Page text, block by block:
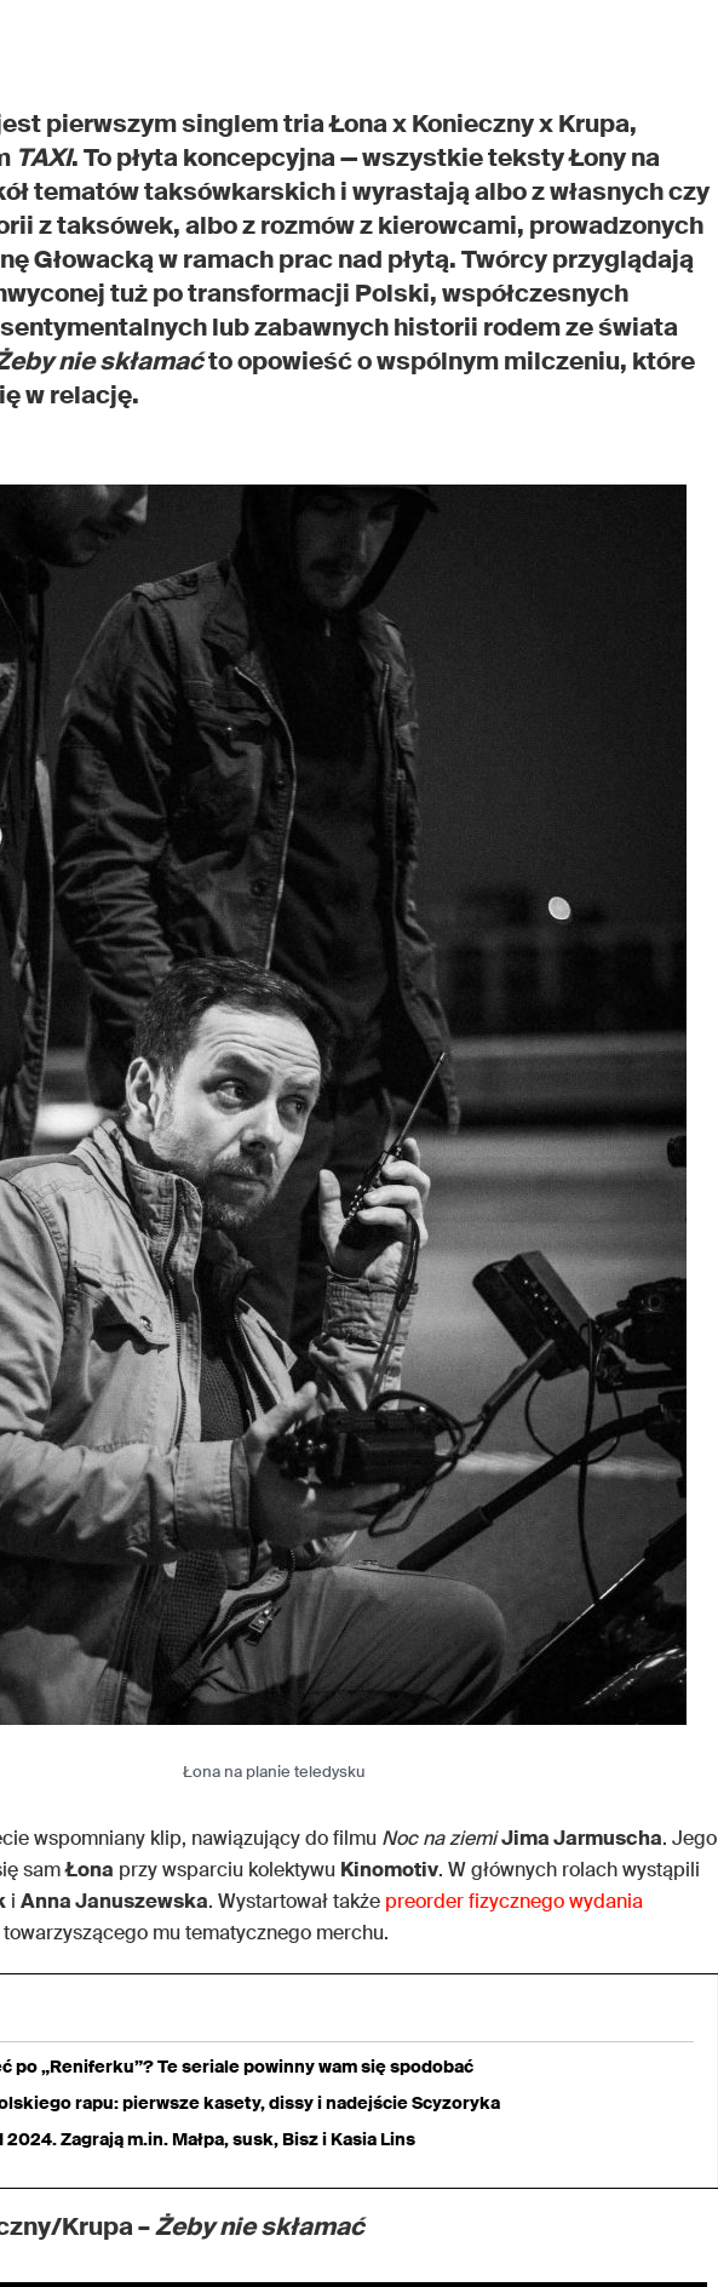
pierwszym singlem tria Łona x Konieczny x Krupa,
TAXI. To płyta koncepcyjna — wszystkie teksty Łony na
tematów taksówkarskich i wyrastają albo z własnych czy
z taksówek, albo z rozmów z kierowcami, prowadzonych
Głowacką w ramach prac nad płytą. Twórcy przyglądają
tuż po transformacji Polski, współczesnych
lub zabawnych historii rodem ze świata
nie skłamaćto opowieść o wspólnym milczeniu, które
w relację.
Łona na planie teledysku
wspomniany klip, nawiązujący do filmu Noc na ziemiJima Jarmuscha. Jego
samŁona przy wsparciu kolektywu Kinomotiv. W głównych rolach wystąpili
i Anna Januszewska. Wystartował także preorder fizycznego wydania
towarzyszącego mu tematycznego merchu.
po „Reniferku”? Te seriale powinny wam się spodobać
rapu: pierwsze kasety, dissy i nadejście Scyzoryka
2024. Zagrają m.in. Małpa, susk, Bisz i Kasia Lins
Krupa –Żeby nie skłamać